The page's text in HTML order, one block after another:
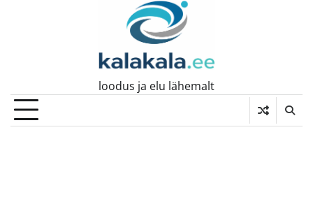
loodus ja elu lähemalt